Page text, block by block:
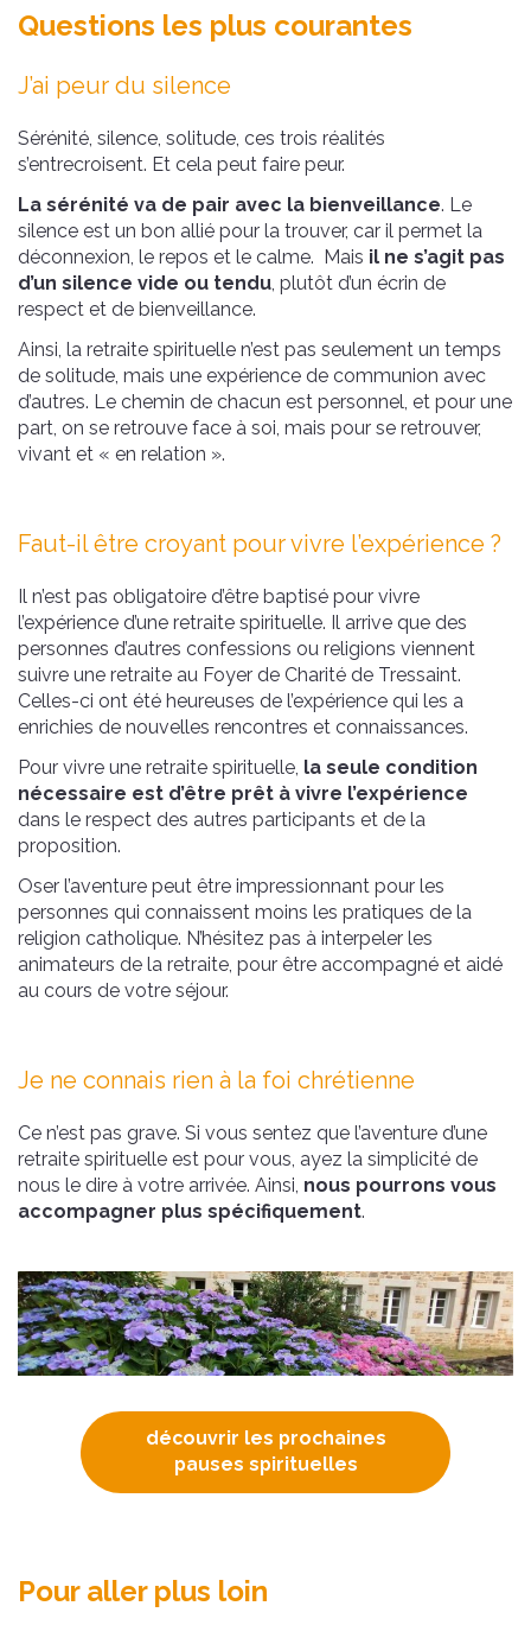
Questions les plus courantes
J’ai peur du silence
Sérénité, silence, solitude, ces trois réalités
s’entrecroisent. Et cela peut faire peur.
La sérénité va de pair avec la bienveillance. Le
silence est un bon allié pour la trouver, car il permet la
déconnexion, le repos et le calme. Mais il ne s’agit pas
d’un silence vide ou tendu, plutôt d’un écrin de
respect et de bienveillance.
Ainsi, la retraite spirituelle n’est pas seulement un temps
de solitude, mais une expérience de communion avec
d’autres. Le chemin de chacun est personnel, et pour une
part, on se retrouve face à soi, mais pour se retrouver,
vivant et « en relation ».
Faut-il être croyant pour vivre l’expérience ?
Il n’est pas obligatoire d’être baptisé pour vivre
l’expérience d’une retraite spirituelle. Il arrive que des
personnes d’autres confessions ou religions viennent
suivre une retraite au Foyer de Charité de Tressaint.
Celles-ci ont été heureuses de l’expérience qui les a
enrichies de nouvelles rencontres et connaissances.
Pour vivre une retraite spirituelle, la seule condition
nécessaire est d’être prêt à vivre l’expérience
dans le respect des autres participants et de la
proposition.
Oser l’aventure peut être impressionnant pour les
personnes qui connaissent moins les pratiques de la
religion catholique. N’hésitez pas à interpeler les
animateurs de la retraite, pour être accompagné et aidé
au cours de votre séjour.
Je ne connais rien à la foi chrétienne
Ce n’est pas grave. Si vous sentez que l’aventure d’une
retraite spirituelle est pour vous, ayez la simplicité de
nous le dire à votre arrivée. Ainsi, nous pourrons vous
accompagner plus spécifiquement.
découvrir les prochaines
pauses spirituelles
Pour aller plus loin